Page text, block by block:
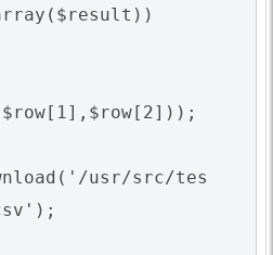
usr/src/tes